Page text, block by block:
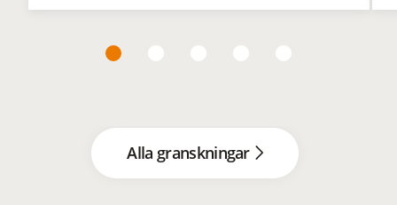
Alla granskningar